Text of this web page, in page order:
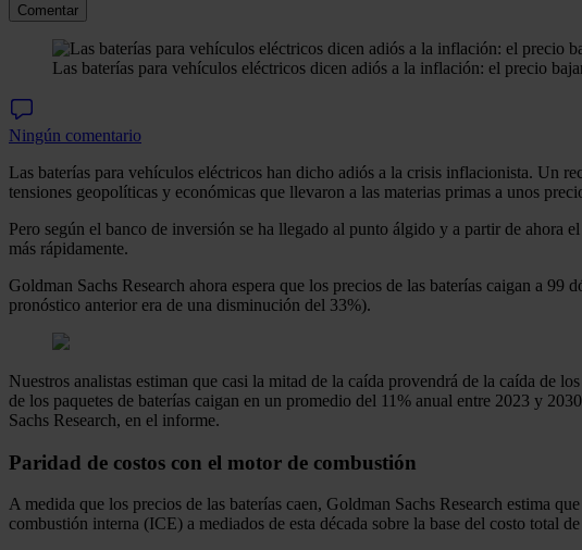
Comentar
Las baterías para vehículos eléctricos dicen adiós a la inflación: el precio
Ningún comentario
Las baterías para vehículos eléctricos han dicho adiós a la crisis inflacionista. Un
tensiones geopolíticas y económicas que llevaron a las materias primas a unos
Pero según el banco de inversión se ha llegado al punto álgido y a partir de ahora
más rápidamente.
Goldman Sachs Research ahora espera que los precios de las baterías caigan a
pronóstico anterior era de una disminución del 33%).
Nuestros analistas estiman que casi la mitad de la caída provendrá de la caída de
de los paquetes de baterías caigan en un promedio del 11% anual entre 2023 y
Sachs Research, en el informe.
Paridad de costos con el motor de combustión
A medida que los precios de las baterías caen, Goldman Sachs Research estima
combustión interna (ICE) a mediados de esta década sobre la base del costo total